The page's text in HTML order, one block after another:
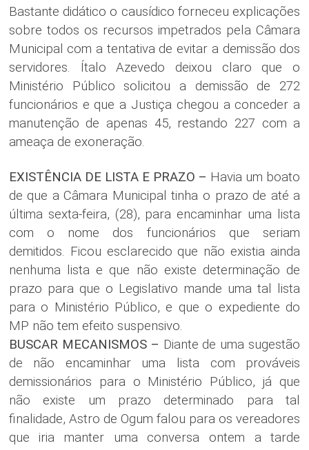
Bastante didático o causídico forneceu explicações
sobre todos os recursos impetrados pela Câmara
Municipal com a tentativa de evitar a demissão dos
servidores. Ítalo Azevedo deixou claro que o
Ministério Público solicitou a demissão de 272
funcionários e que a Justiça chegou a conceder a
manutenção de apenas 45, restando 227 com a
ameaça de exoneração.
EXISTÊNCIA DE LISTA E PRAZO – Havia um boato
de que a Câmara Municipal tinha o prazo de até a
última sexta-feira, (28), para encaminhar uma lista
com o nome dos funcionários que seriam
demitidos. Ficou esclarecido que não existia ainda
nenhuma lista e que não existe determinação de
prazo para que o Legislativo mande uma tal lista
para o Ministério Público, e que o expediente do
MP não tem efeito suspensivo.
BUSCAR MECANISMOS – Diante de uma sugestão
de não encaminhar uma lista com prováveis
demissionários para o Ministério Público, já que
não existe um prazo determinado para tal
finalidade, Astro de Ogum falou para os vereadores
que iria manter uma conversa ontem a tarde